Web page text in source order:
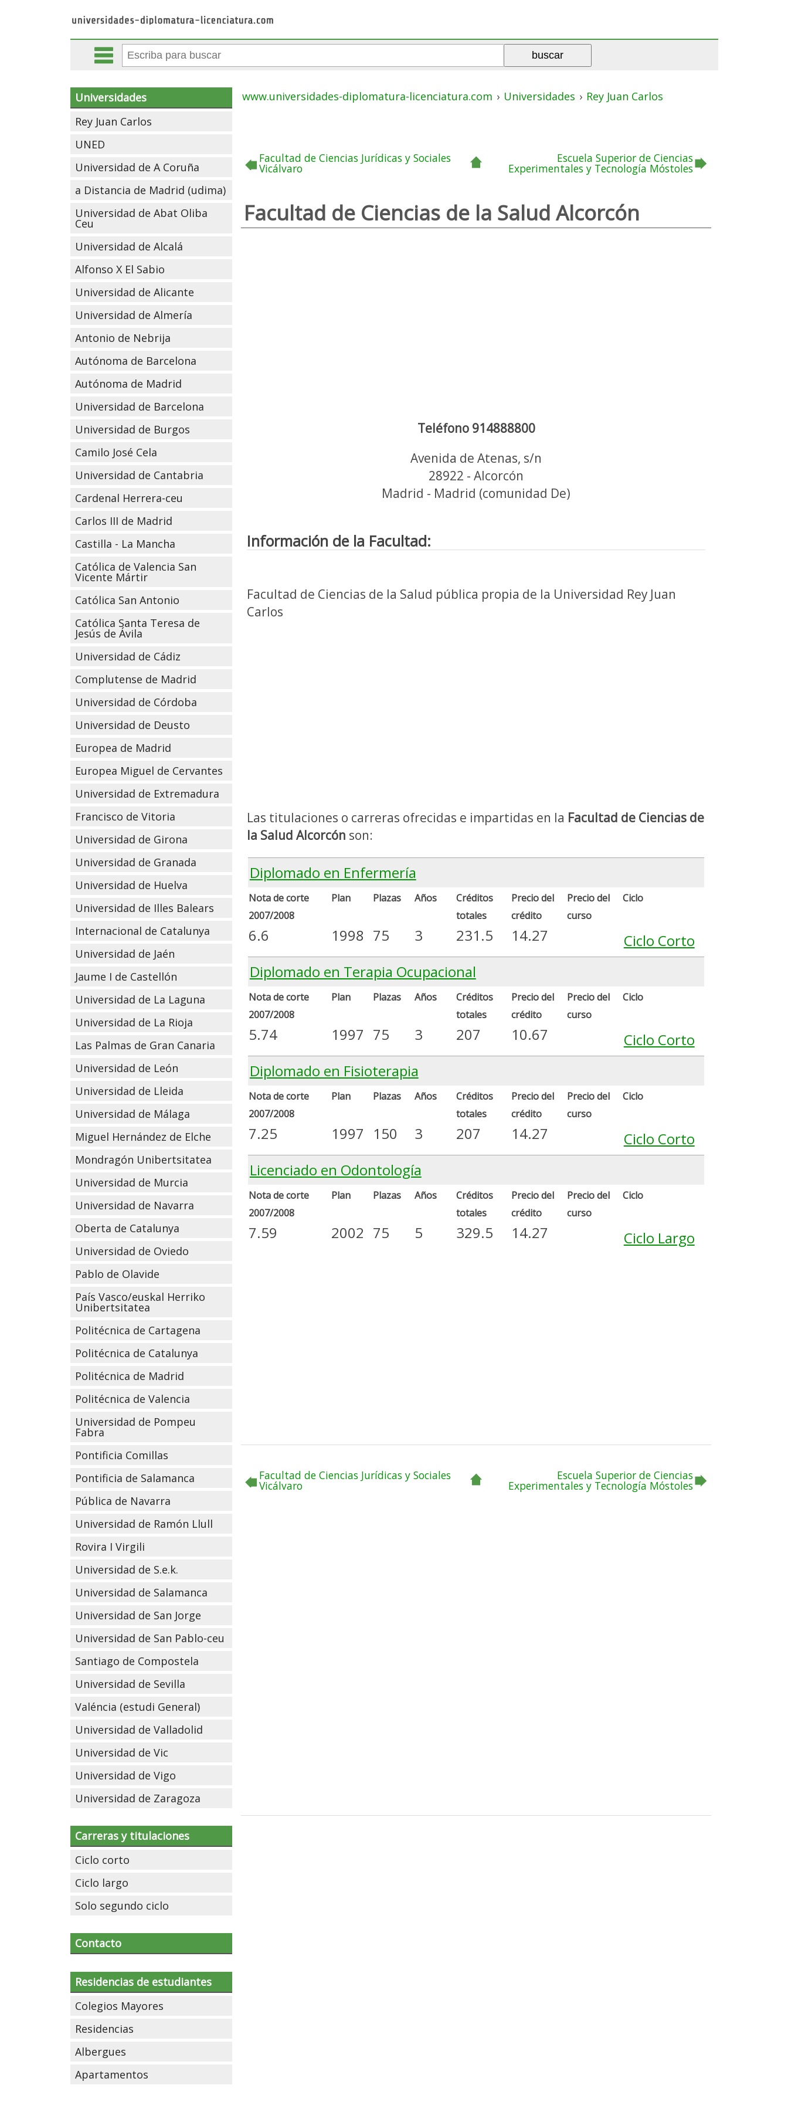
Universidades
Rey Juan Carlos
UNED
Universidad de A Coruña
a Distancia de Madrid (udima)
Universidad de Abat Oliba
Ceu
Universidad de Alcalá
Alfonso X El Sabio
Universidad de Alicante
Universidad de Almería
Antonio de Nebrija
Autónoma de Barcelona
Autónoma de Madrid
Universidad de Barcelona
Universidad de Burgos
Camilo José Cela
Universidad de Cantabria
Cardenal Herrera-ceu
Carlos III de Madrid
Castilla - La Mancha
Católica de Valencia San
Vicente Mártir
Católica San Antonio
Católica Santa Teresa de
Jesús de Ávila
Universidad de Cádiz
Complutense de Madrid
Universidad de Córdoba
Universidad de Deusto
Europea de Madrid
Europea Miguel de Cervantes
Universidad de Extremadura
Francisco de Vitoria
Universidad de Girona
Universidad de Granada
Universidad de Huelva
Universidad de Illes Balears
Internacional de Catalunya
Universidad de Jaén
Jaume I de Castellón
Universidad de La Laguna
Universidad de La Rioja
Las Palmas de Gran Canaria
Universidad de León
Universidad de Lleida
Universidad de Málaga
Miguel Hernández de Elche
Mondragón Unibertsitatea
Universidad de Murcia
Universidad de Navarra
Oberta de Catalunya
Universidad de Oviedo
Pablo de Olavide
País Vasco/euskal Herriko
Unibertsitatea
Politécnica de Cartagena
Politécnica de Catalunya
Politécnica de Madrid
Politécnica de Valencia
Universidad de Pompeu
Fabra
Pontificia Comillas
Pontificia de Salamanca
Pública de Navarra
Universidad de Ramón Llull
Rovira I Virgili
Universidad de S.e.k.
Universidad de Salamanca
Universidad de San Jorge
Universidad de San Pablo-ceu
Santiago de Compostela
Universidad de Sevilla
Valéncia (estudi General)
Universidad de Valladolid
Universidad de Vic
Universidad de Vigo
Universidad de Zaragoza
Carreras y titulaciones
Ciclo corto
Ciclo largo
Solo segundo ciclo
Contacto
Residencias de estudiantes
Colegios Mayores
Residencias
Albergues
Apartamentos
www.universidades-diplomatura-licenciatura.com › Universidades › Rey Juan Carlos
Facultad de Ciencias Jurídicas y Sociales
Vicálvaro
Escuela Superior de Ciencias
Experimentales y Tecnología Móstoles
Facultad de Ciencias de la Salud Alcorcón
Teléfono 914888800
Avenida de Atenas, s/n
28922 - Alcorcón
Madrid - Madrid (comunidad De)
Información de la Facultad:
Facultad de Ciencias de la Salud pública propia de la Universidad Rey Juan
Carlos
Las titulaciones o carreras ofrecidas e impartidas en la Facultad de Ciencias de
la Salud Alcorcón son:
Diplomado en Enfermería
Nota de corte
2007/2008
Plan Plazas Años
Créditos
totales
Precio del
crédito
Precio del
curso
Ciclo
6.6 1998 75 3 231.5 14.27
Ciclo Corto
Diplomado en Terapia Ocupacional
Nota de corte
2007/2008
Plan Plazas Años
Créditos
totales
Precio del
crédito
Precio del
curso
Ciclo
5.74 1997 75 3 207 10.67
Ciclo Corto
Diplomado en Fisioterapia
Nota de corte
2007/2008
Plan Plazas Años
Créditos
totales
Precio del
crédito
Precio del
curso
Ciclo
7.25 1997 150 3 207 14.27
Ciclo Corto
Licenciado en Odontología
Nota de corte
2007/2008
Plan Plazas Años
Créditos
totales
Precio del
crédito
Precio del
curso
Ciclo
7.59 2002 75 5 329.5 14.27 Ciclo Largo
Facultad de Ciencias Jurídicas y Sociales
Vicálvaro
Escuela Superior de Ciencias
Experimentales y Tecnología Móstoles